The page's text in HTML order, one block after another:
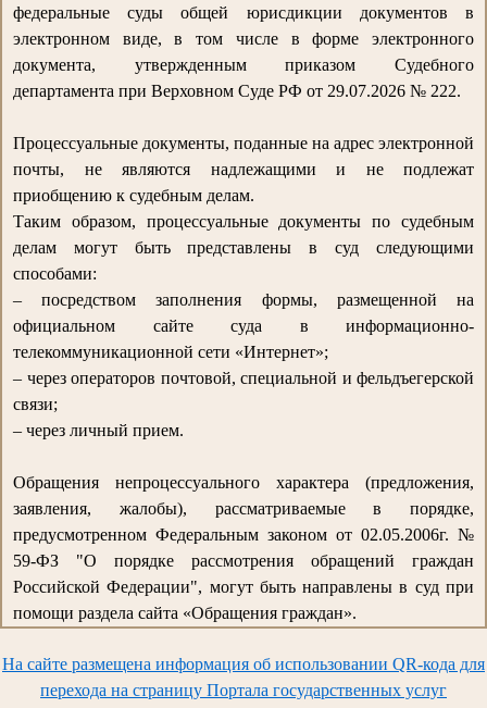
федеральные суды общей юрисдикции документов в
электронном виде, в том числе в форме электронного
документа, утвержденным приказом Судебного
департамента при Верховном Суде РФ от 29.07.2026 № 222.
Процессуальные документы, поданные на адрес электронной
почты, не являются надлежащими и не подлежат
приобщению к судебным делам.
Таким образом, процессуальные документы по судебным
делам могут быть представлены в суд следующими
способами:
– посредством заполнения формы, размещенной на
официальном сайте суда в информационно-
телекоммуникационной сети «Интернет»;
– через операторов почтовой, специальной и фельдъегерской
связи;
– через личный прием.
Обращения непроцессуального характера (предложения,
заявления, жалобы), рассматриваемые в порядке,
предусмотренном Федеральным законом от 02.05.2006г. №
59-ФЗ "О порядке рассмотрения обращений граждан
Российской Федерации", могут быть направлены в суд при
помощи раздела сайта «Обращения граждан».
На сайте размещена информация об использовании QR-кода для
перехода на страницу Портала государственных услуг